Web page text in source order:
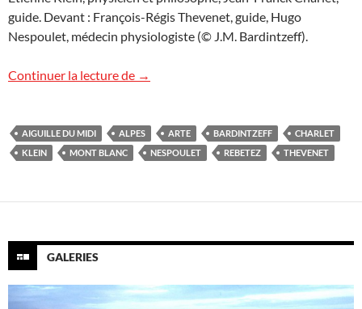
guide. Devant : François-Régis Thevenet, guide, Hugo
Nespoulet, médecin physiologiste (© J.M. Bardintzeff).
Continuer la lecture de Voir le mont Blanc en replay
→
AIGUILLE DU MIDI ALPES ARTE BARDINTZEFF
CHARLET
KLEIN
MONT BLANC NESPOULET REBETEZ THEVENET
GALERIES